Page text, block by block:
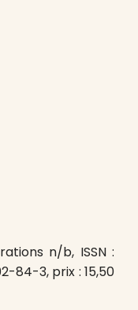
n/b, ISSN :
84-3, prix : 15,50